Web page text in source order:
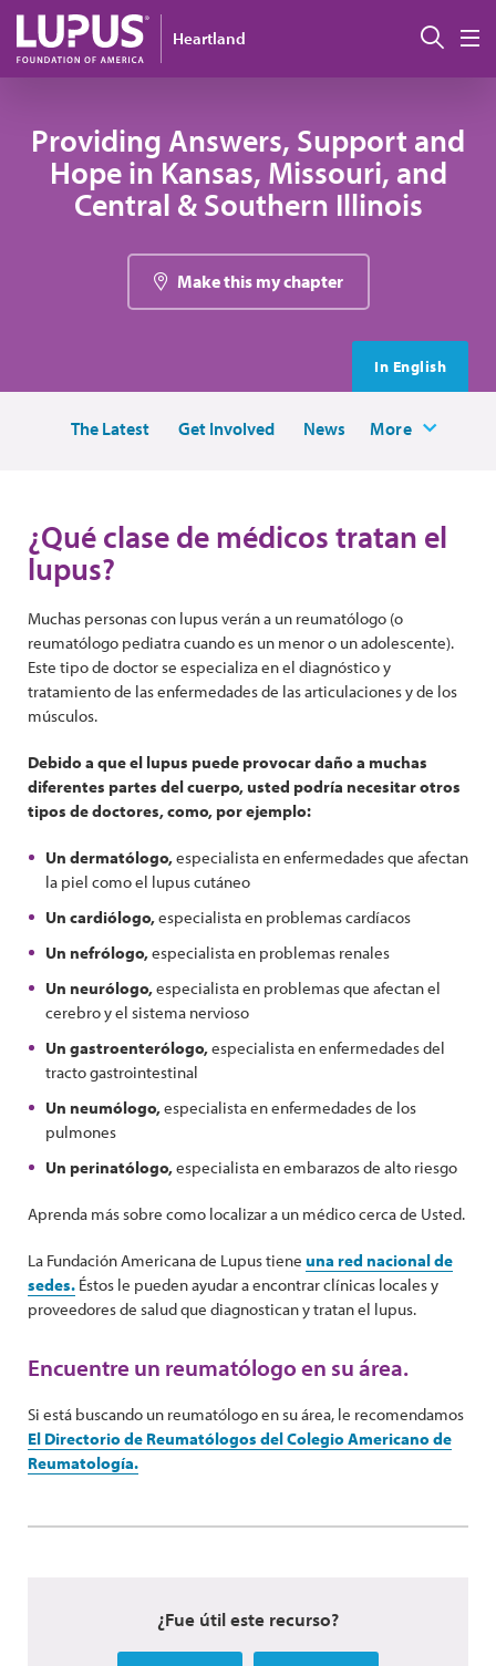
Pasar al contenido principal
Heartland
Providing Answers, Support and
Hope in Kansas, Missouri, and
Central & Southern Illinois
Make this my chapter
In English
The Latest Get Involved News More
¿Qué clase de médicos tratan el
lupus?
Muchas personas con lupus verán a un reumatólogo (o
reumatólogo pediatra cuando es un menor o un adolescente).
Este tipo de doctor se especializa en el diagnóstico y
tratamiento de las enfermedades de las articulaciones y de los
músculos.
Debido a que el lupus puede provocar daño a muchas
diferentes partes del cuerpo, usted podría necesitar otros
tipos de doctores, como, por ejemplo:
Un dermatólogo,especialista en enfermedades que afectan
la piel como el lupus cutáneo
Un cardiólogo,especialista en problemas cardíacos
Un nefrólogo,especialista en problemas renales
Un neurólogo,especialista en problemas que afectan el
cerebro y el sistema nervioso
Un gastroenterólogo,especialista en enfermedades del
tracto gastrointestinal
Un neumólogo,especialista en enfermedades de los
pulmones
Un perinatólogo,especialista en embarazos de alto riesgo
Aprenda más sobre como localizar a un médico cerca de Usted.
La Fundación Americana de Lupus tiene una red nacional de
sedes. Éstos le pueden ayudar a encontrar clínicas locales y
proveedores de salud que diagnostican y tratan el lupus.
Encuentre un reumatólogo en su área.
Si está buscando un reumatólogo en su área, le recomendamos
El Directorio de Reumatólogos del Colegio Americano de
Reumatología.
¿Fue útil este recurso?